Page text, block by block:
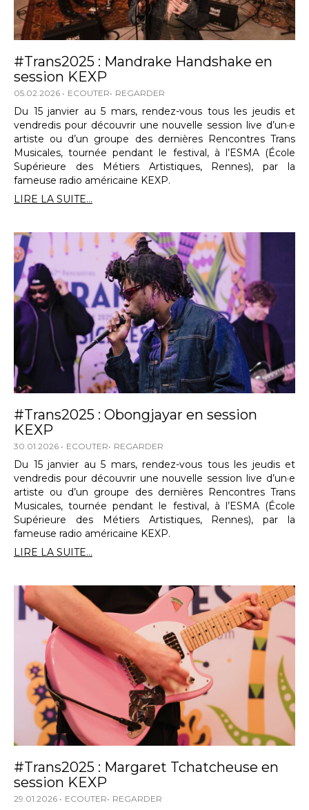
#Trans2025 : Mandrake Handshake en
session KEXP
05.02.2026 ECOUTER REGARDER
Du 15 janvier au 5 mars, rendez-vous tous les jeudis et
vendredis pour découvrir une nouvelle session live d’un·e
artiste ou d’un groupe des dernières Rencontres Trans
Musicales, tournée pendant le festival, à l’ESMA (École
Supérieure des Métiers Artistiques, Rennes), par la
fameuse radio américaine KEXP.
LIRE LA SUITE...
#Trans2025 : Obongjayar en session
KEXP
30.01.2026 ECOUTER REGARDER
Du 15 janvier au 5 mars, rendez-vous tous les jeudis et
vendredis pour découvrir une nouvelle session live d’un·e
artiste ou d’un groupe des dernières Rencontres Trans
Musicales, tournée pendant le festival, à l’ESMA (École
Supérieure des Métiers Artistiques, Rennes), par la
fameuse radio américaine KEXP.
LIRE LA SUITE...
#Trans2025 : Margaret Tchatcheuse en
session KEXP
29.01.2026 ECOUTER REGARDER